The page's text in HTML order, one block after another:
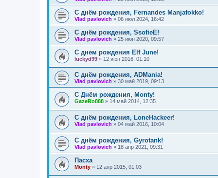
С днём рождения, Fernandes Manjafokko!
Vlad pavlovich » 06 июл 2024, 16:42
С днём рождения, SsofieE!
Vlad pavlovich » 25 июн 2020, 09:57
С днем рождения Elf June!
luckyd99 » 12 июн 2016, 01:10
С днём рождения, ADMania!
Vlad pavlovich » 30 май 2019, 09:13
C Днём рождения, Monty!
GazeRo888 » 14 май 2014, 12:35
С днём рождения, LoneHackeer!
Vlad pavlovich » 04 май 2016, 10:04
С днём рождения, Gyrotank!
Vlad pavlovich » 18 апр 2021, 09:31
Пасха
Monty » 12 апр 2015, 01:03